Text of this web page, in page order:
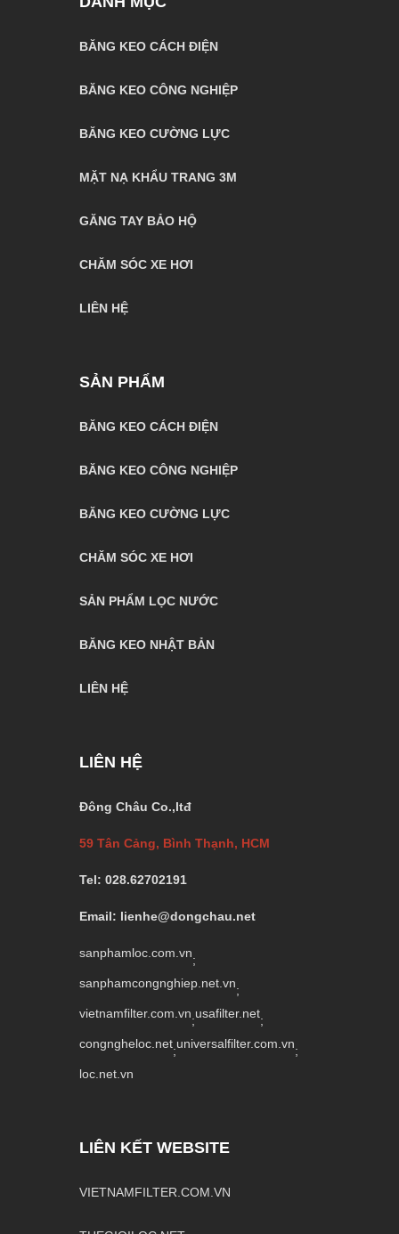
BĂNG KEO CÁCH ĐIỆN
BĂNG KEO CÔNG NGHIỆP
BĂNG KEO CƯỜNG LỰC
MẶT NẠ KHẨU TRANG 3M
GĂNG TAY BẢO HỘ
CHĂM SÓC XE HƠI
LIÊN HỆ
SẢN PHẨM
BĂNG KEO CÁCH ĐIỆN
BĂNG KEO CÔNG NGHIỆP
BĂNG KEO CƯỜNG LỰC
CHĂM SÓC XE HƠI
SẢN PHẨM LỌC NƯỚC
BĂNG KEO NHẬT BẢN
LIÊN HỆ
LIÊN HỆ
Đông Châu Co.,ltđ
59 Tân Cảng, Bình Thạnh, HCM
Tel: 028.62702191
Email: lienhe@dongchau.net
sanphamloc.com.vn;
sanphamcongnghiep.net.vn;
vietnamfilter.com.vn;usafilter.net;
congngheloc.net;universalfilter.com.vn;
loc.net.vn
LIÊN KẾT WEBSITE
VIETNAMFILTER.COM.VN